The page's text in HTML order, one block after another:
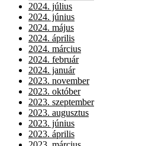
2024. július
2024. június
2024. május
2024. április
2024. március
2024. február
2024. január
2023. november
2023. október
2023. szeptember
2023. augusztus
2023. június
2023. április